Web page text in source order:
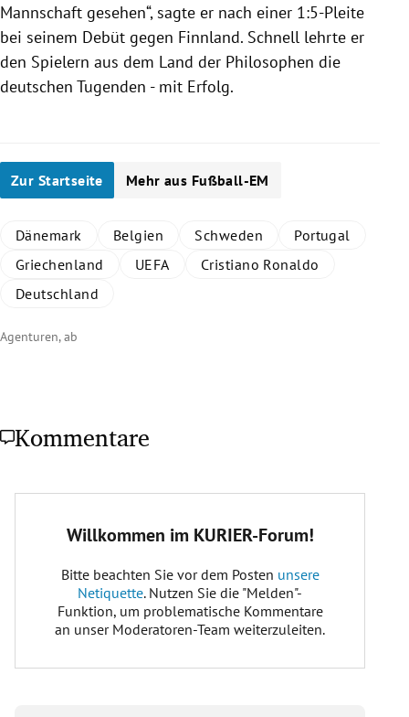
Mannschaft gesehen“, sagte er nach einer 1:5-Pleite
bei seinem Debüt gegen Finnland. Schnell lehrte er
den Spielern aus dem Land der Philosophen die
deutschen Tugenden - mit Erfolg.
Zur Startseite Mehr aus Fußball-EM
Dänemark Belgien Schweden
Portugal
Griechenland
UEFA
Cristiano Ronaldo
Deutschland
Agenturen, ab
Kommentare